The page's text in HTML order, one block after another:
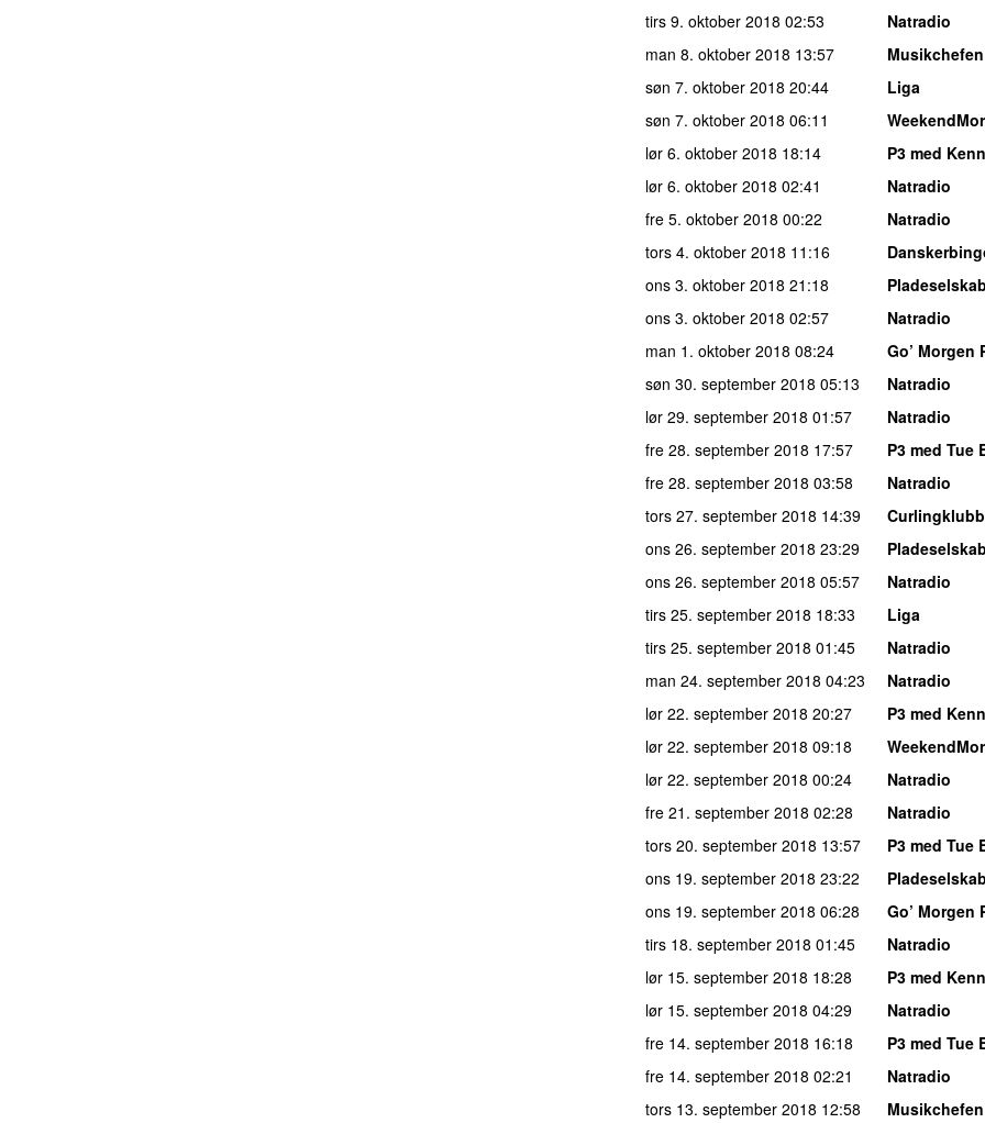
tirs 9. oktober 2018 02:53
Natradio
man 8. oktober 2018 13:57
Musikchefen
søn 7. oktober 2018 20:44
Liga
søn 7. oktober 2018 06:11
lør 6. oktober 2018 18:14
P3 med
lør 6. oktober 2018 02:41
Natradio
fre 5. oktober 2018 00:22
Natradio
tors 4. oktober 2018 11:16
ons 3. oktober 2018 21:18
ons 3. oktober 2018 02:57
Natradio
man 1. oktober 2018 08:24
Go’ Morgen
søn 30. september 2018 05:13
Natradio
lør 29. september 2018 01:57
Natradio
fre 28. september 2018 17:57
P3 med Tue
fre 28. september 2018 03:58
Natradio
tors 27. september 2018 14:39
ons 26. september 2018 23:29
ons 26. september 2018 05:57
Natradio
tirs 25. september 2018 18:33
Liga
tirs 25. september 2018 01:45
Natradio
man 24. september 2018 04:23
Natradio
lør 22. september 2018 20:27
P3 med
lør 22. september 2018 09:18
lør 22. september 2018 00:24
Natradio
fre 21. september 2018 02:28
Natradio
tors 20. september 2018 13:57
P3 med Tue
ons 19. september 2018 23:22
ons 19. september 2018 06:28
Go’ Morgen
tirs 18. september 2018 01:45
Natradio
lør 15. september 2018 18:28
P3 med
lør 15. september 2018 04:29
Natradio
fre 14. september 2018 16:18
P3 med Tue
fre 14. september 2018 02:21
Natradio
tors 13. september 2018 12:58
Musikchefen